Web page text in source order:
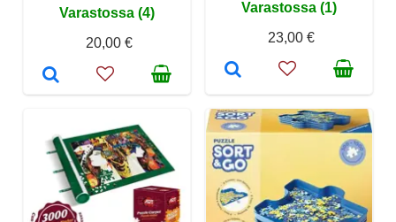
Varastossa (4)
20,00 €
Varastossa (1)
23,00 €